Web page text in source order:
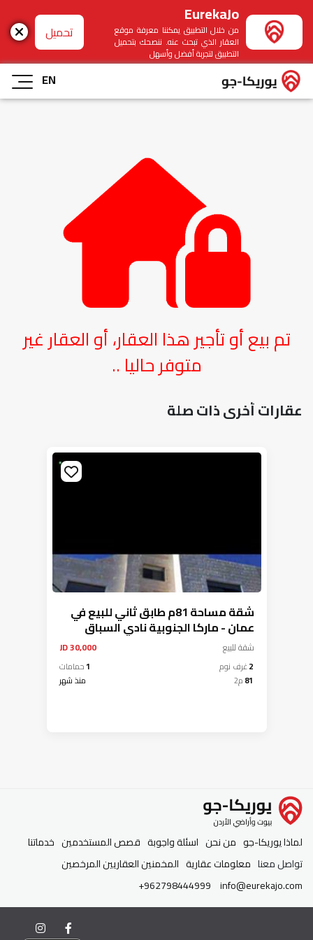
EurekaJo
من خلال التطبيق يمكننا معرفة موقع
العقار الذي تبحث عنه. ننصحك بتحميل
التطبيق لتجربة أفضل وأسهل
تحميل
EN
تم بيع أو تأجير هذا العقار، أو العقار غير
متوفر حاليا ..
عقارات أخرى ذات صلة
شقة مساحة 81م طابق ثاني للبيع في
عمان - ماركا الجنوبية نادي السباق
شقةللبيع 30,000 JD
2غرف نوم 1حمامات
81م2 منذ شهر
لماذا يوريكا-جو من نحن اسئلة واجوبة قصص المستخدمين خدماتنا
تواصل معنا معلومات عقارية المخمنين العقاريين المرخصين
info@eurekajo.com
+962798444999